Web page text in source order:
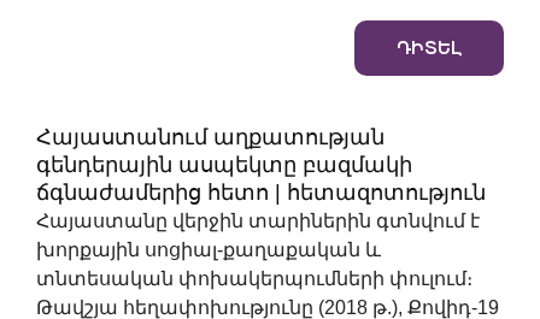
ԴԻՏԵԼ
Հայաստանում աղքատության
գենդերային ասպեկտը բազմակի
ճգնաժամերից հետո | հետազոտություն
Հայաստանը վերջին տարիներին գտնվում է
խորքային սոցիալ-քաղաքական և
տնտեսական փոխակերպումների փուլում։
Թավշյա հեղափոխությունը (2018 թ.), Քովիդ-19